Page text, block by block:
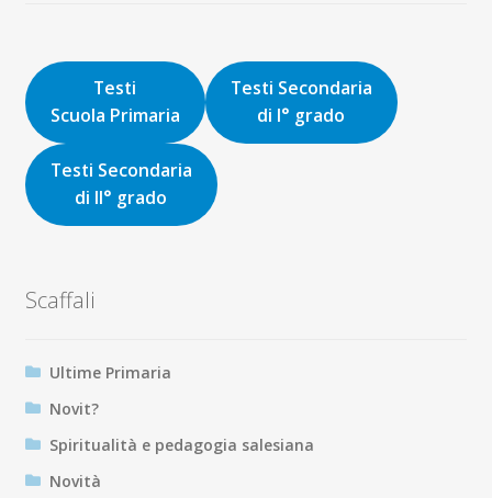
15,20€.
Testi
Scuola Primaria
Testi Secondaria
di I° grado
Testi Secondaria
di II° grado
Scaffali
Ultime Primaria
Novit?
Spiritualità e pedagogia salesiana
Novità